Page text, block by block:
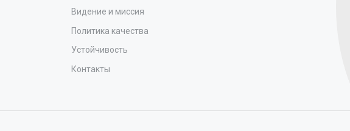
Видение и миссия
Политика качества
Устойчивость
Контакты